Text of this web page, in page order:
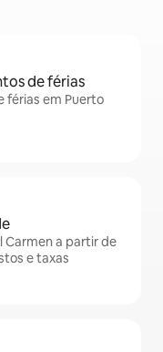
de férias
férias em Puerto
Carmen a partir de
e taxas